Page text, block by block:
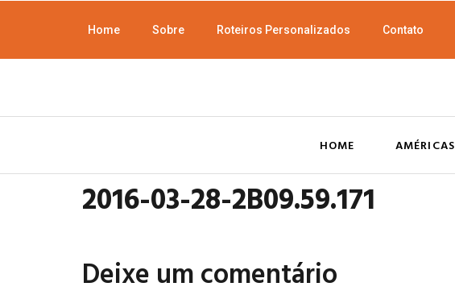
Home Sobre Roteiros Personalizados Contato
HOME AMÉRICAS
2016-03-28-2B09.59.171
Deixe um comentário